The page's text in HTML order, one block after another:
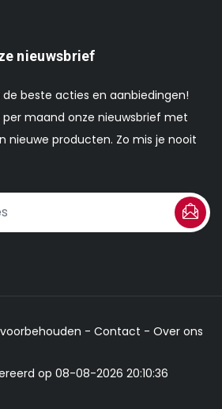
nieuwsbrief
beste acties en aanbiedingen!
maand onze nieuwsbrief met
nieuwe producten. Zo mis je nooit
- Contact - Over ons
op 08-08-2026 20:10:36